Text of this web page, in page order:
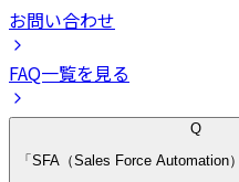
お問い合わせ
FAQ一覧を見る
Q
「SFA（Sales Force Automation